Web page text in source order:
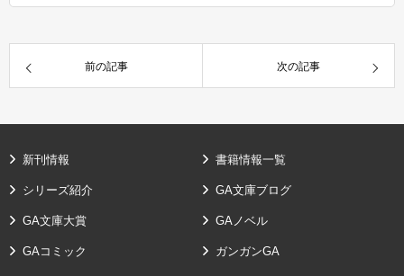
前の記事 次の記事
新刊情報 書籍情報一覧
シリーズ紹介 GA文庫ブログ
GA文庫大賞 GAノベル
GAコミック ガンガンGA